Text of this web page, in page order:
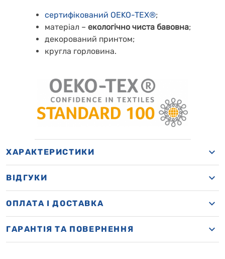
сертифікований OEKO-TEX®;
матеріал – екологічно чиста бавовна;
декорований принтом;
кругла горловина.
ХАРАКТЕРИСТИКИ
ВІДГУКИ
OПЛАТА І ДОСТАВКА
ГАРАНТІЯ ТА ПОВЕРНЕННЯ